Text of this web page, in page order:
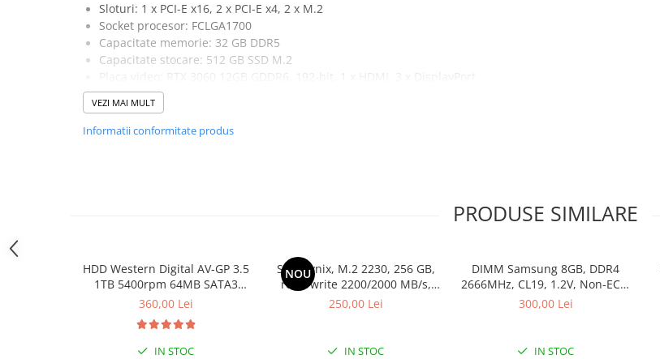
Ventilatoare carcasa
Componente Renew/Refurbished
Calculatoare All-in-One NOI
All-in-One REFURBISHED
Calculatoare All-in-One RENEW
Componente All-in-One
Sloturi: 1 x PCI-E x16, 2 x PCI-E x4, 2 x M.2
Socket procesor: FCLGA1700
Capacitate memorie: 32 GB DDR5
Capacitate stocare: 512 GB SSD M.2
VEZI MAI MULT
Informatii conformitate produs
PRODUSE SIMILARE
HDD Western Digital AV-GP 3.5
1TB 5400rpm 64MB SATA3
(WD10EURX)
360,00 Lei
IN STOC
NOU
SSD Hynix, M.2 2230, 256 GB,
read/write 2200/2000 MB/s,
bulk
250,00 Lei
IN STOC
DIMM Samsung 8GB, DDR4
2666MHz, CL19, 1.2V, Non-ECC,
bulk
300,00 Lei
IN STOC